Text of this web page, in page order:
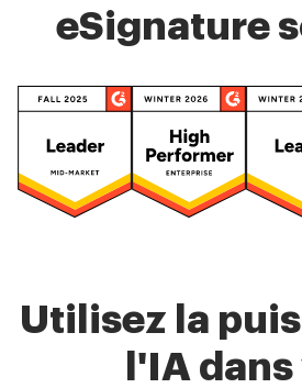
eSignature
Utilisez la
l'IA dans